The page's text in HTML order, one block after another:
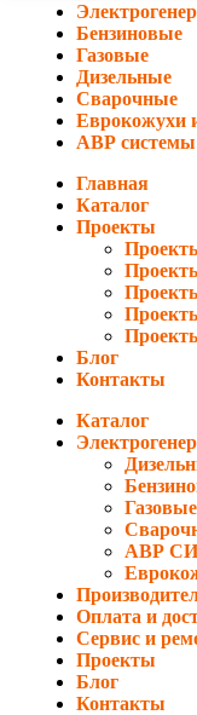
Бензиновые
Газовые
Дизельные
Сварочные
Еврокожухи
АВР системы
Главная
Каталог
Проекты
Блог
Контакты
Каталог
Газовые
АВР
Оплата и
Сервис и
Проекты
Блог
Контакты